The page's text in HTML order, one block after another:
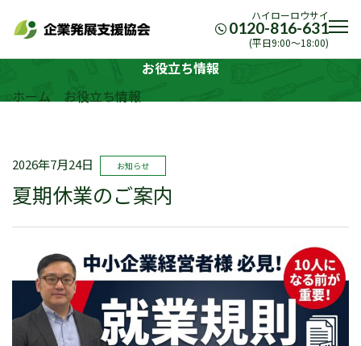
ハイローロウサイ
0120-816-631
(平日9:00〜18:00)
お役立ち情報
ホーム
お役立ち情報
2026年7月24日 お知らせ
夏期休業のご案内